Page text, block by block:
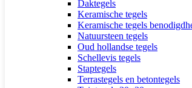
Daktegels
Keramische tegels
Keramische tegels
Natuursteen tegels
Oud hollandse tegels
Schellevis tegels
Staptegels
Terrastegels en betontegels